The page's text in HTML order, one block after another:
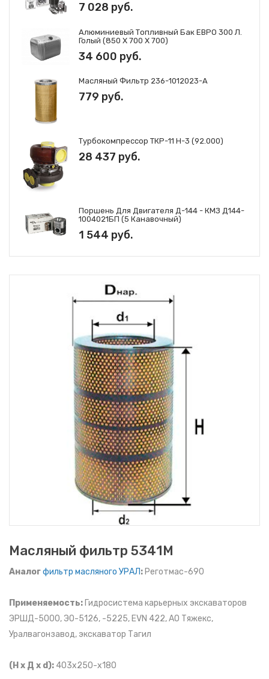
7 028 руб.
Алюминиевый Топливный Бак ЕВРО 300 Л.
Голый (850 Х 700 Х 700)
34 600 руб.
Масляный Фильтр 236-1012023-А
779 руб.
Турбокомпрессор ТКР-11 Н-3 (92.000)
28 437 руб.
Поршень Для Двигателя Д-144 - КМЗ Д144-
1004021БП (5 Канавочный)
1 544 руб.
Масляный фильтр 5341M
Аналогфильтр масляного УРАЛ: Реготмас-690
Применяемость: Гидросистема карьерных экскаваторов
ЭРШД-5000, ЭО-5126, -5225, EVN 422, АО Тяжекс,
Уралвагонзавод, экскаватор Тагил
(Н х Д х d): 403x250-x180